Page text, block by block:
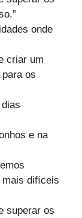
onde
criar um
os
e na
difíceis
superar os